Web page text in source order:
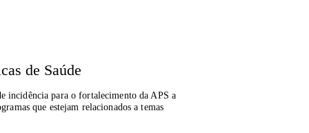
de Saúde
incidência para o fortalecimento da APS a
que estejam relacionados a temas